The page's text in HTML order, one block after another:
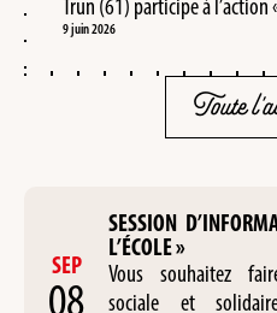
Trun (61) participe à l’action
9 juin 2026
Toute
SEP
08
SESSION
L’ÉCOLE »
Vous souhaitez
sociale et